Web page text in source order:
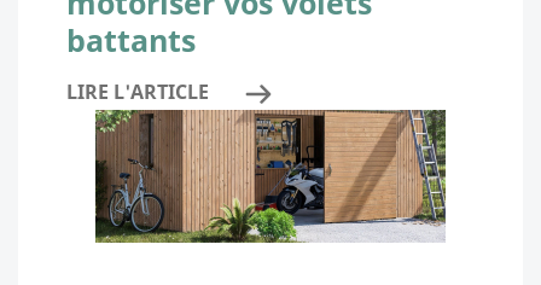
battants
LIRE L'ARTICLE